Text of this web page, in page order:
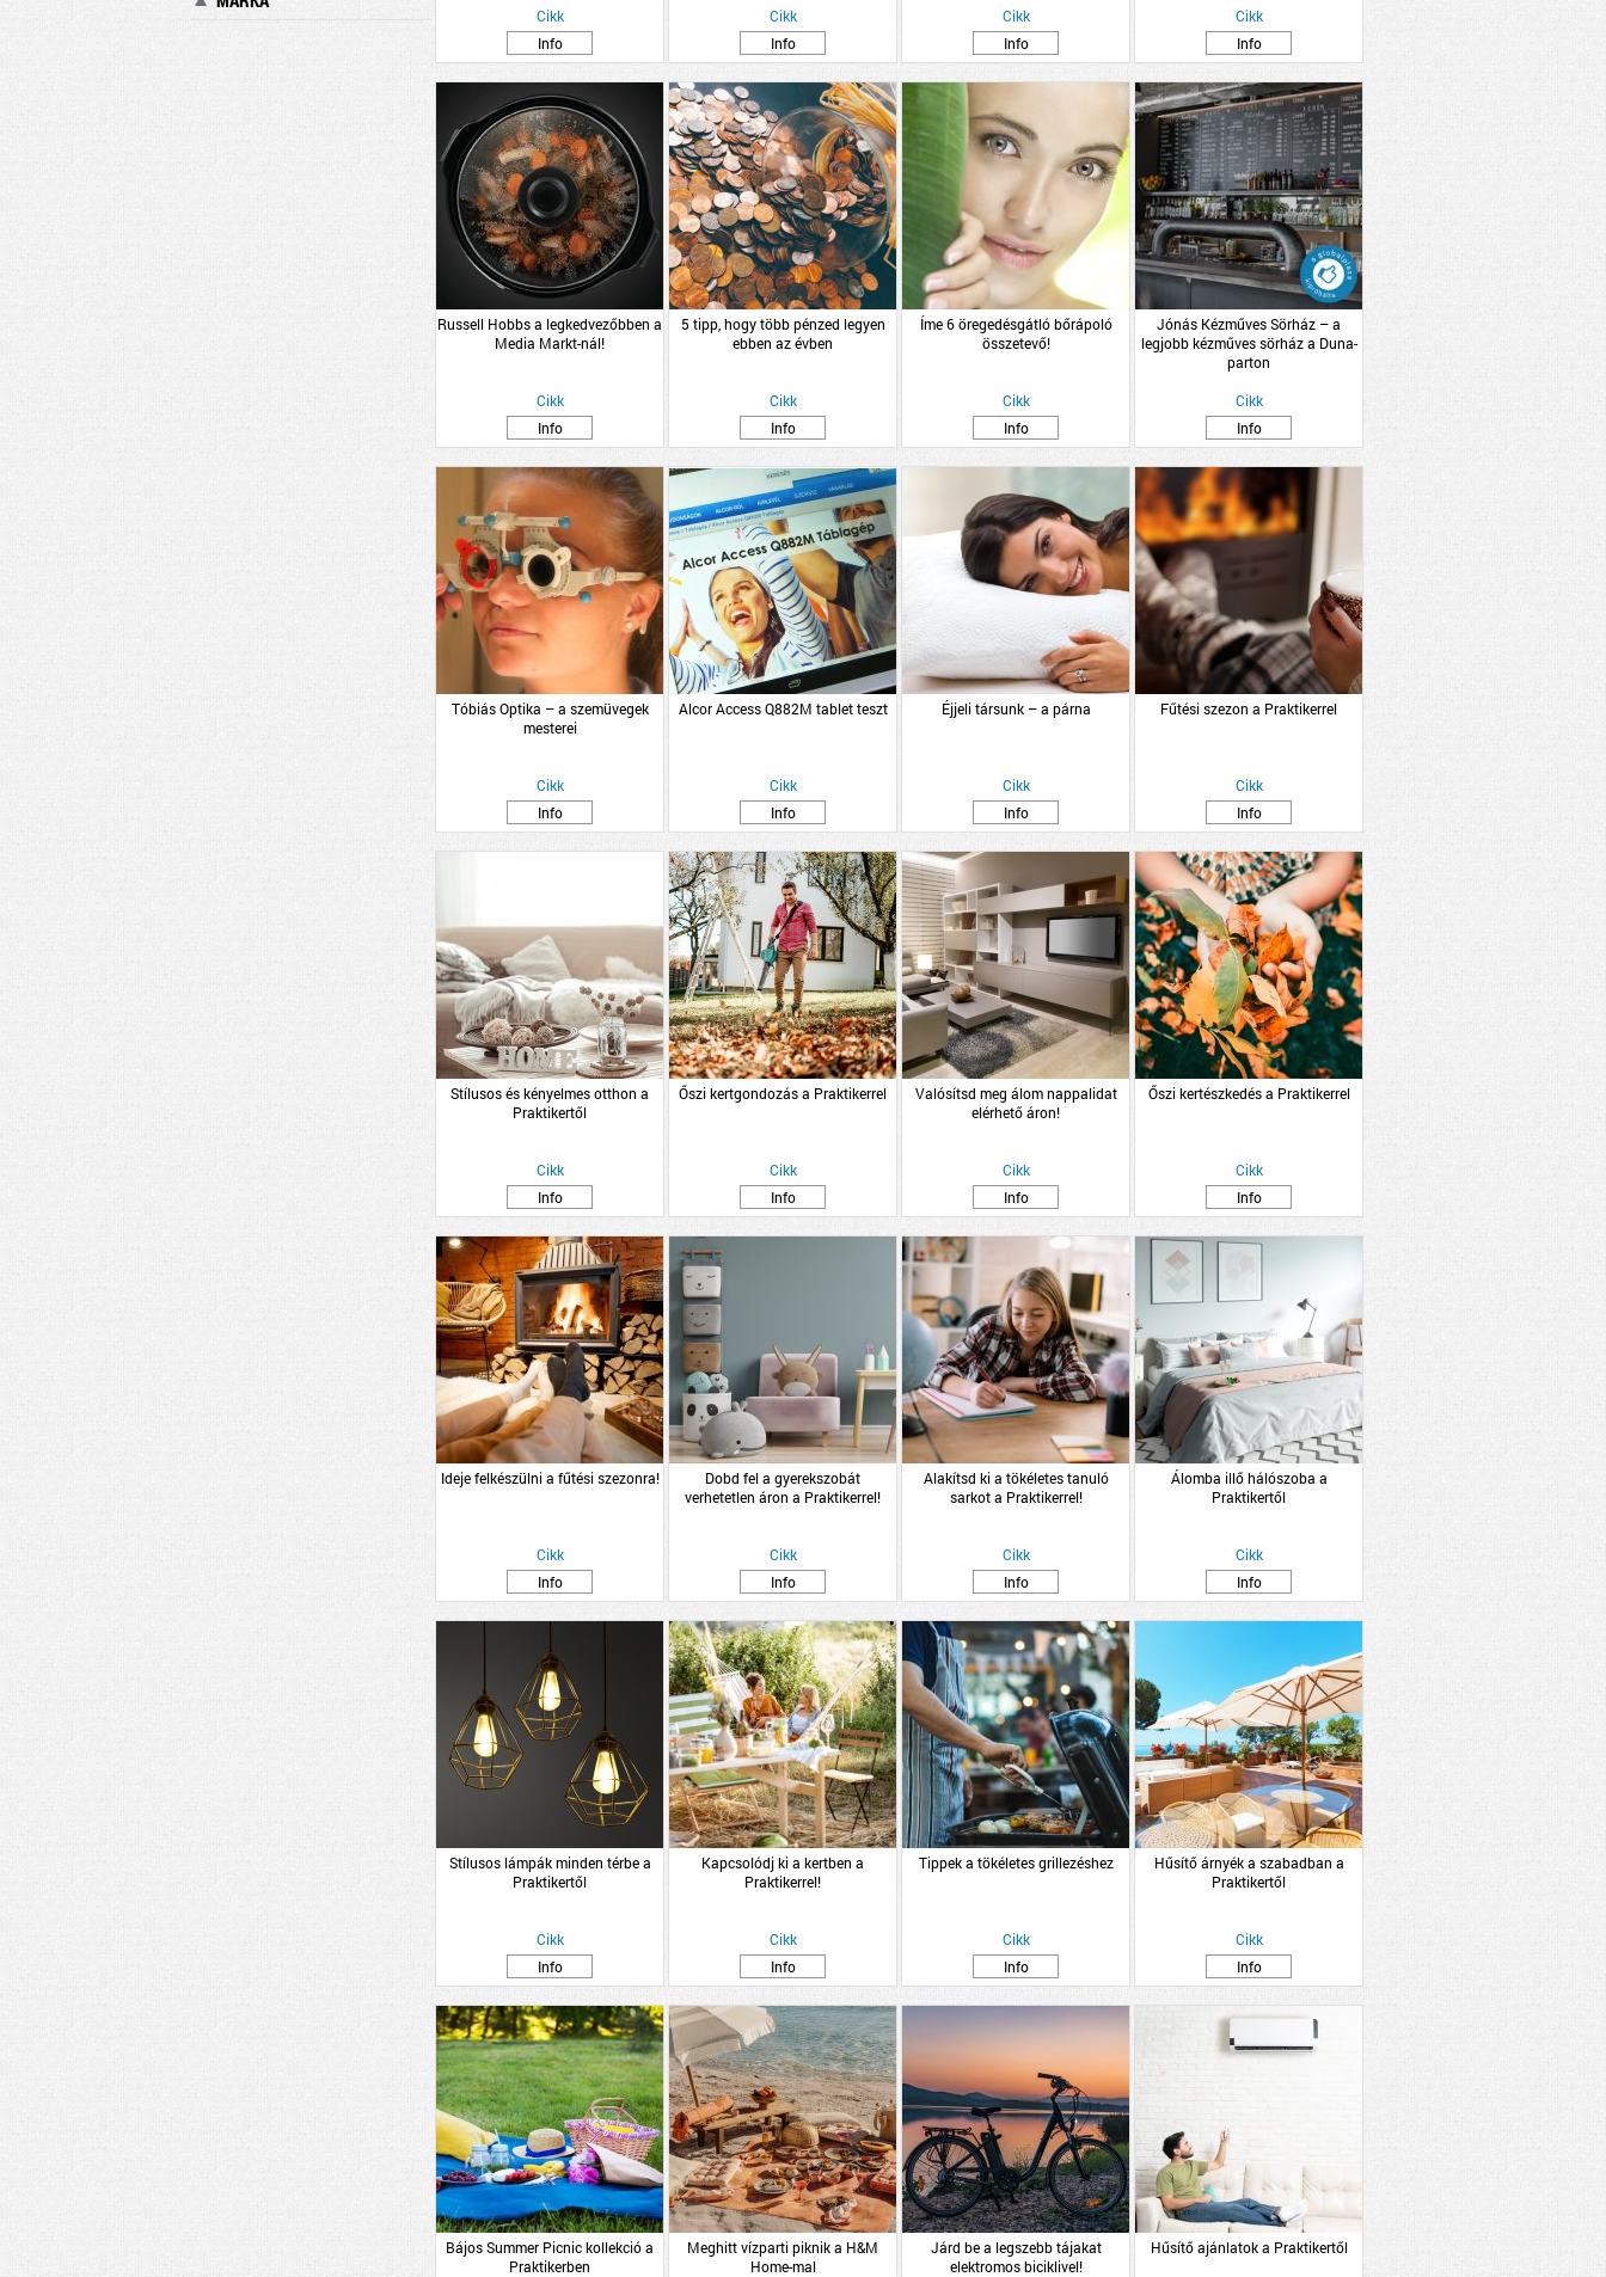
Cikk
Info
Cikk
Info
Cikk
Info
Cikk
Info
Russell Hobbs a legkedvezőbben a
Media Markt-nál!
Cikk
Info
5 tipp, hogy több pénzed legyen
ebben az évben
Cikk
Info
Íme 6 öregedésgátló bőrápoló
összetevő!
Cikk
Info
Jónás Kézműves Sörház – a
legjobb kézműves sörház a Duna-
parton
Cikk
Info
Tóbiás Optika – a szemüvegek
mesterei
Cikk
Info
Alcor Access Q882M tablet teszt
Cikk
Info
Éjjeli társunk – a párna
Cikk
Info
Fűtési szezon a Praktikerrel
Cikk
Info
Stílusos és kényelmes otthon a
Praktikertől
Cikk
Info
Őszi kertgondozás a Praktikerrel
Cikk
Info
Valósítsd meg álom nappalidat
elérhető áron!
Cikk
Info
Őszi kertészkedés a Praktikerrel
Cikk
Info
Ideje felkészülni a fűtési szezonra!
Cikk
Info
Dobd fel a gyerekszobát
verhetetlen áron a Praktikerrel!
Cikk
Info
Alakítsd ki a tökéletes tanuló
sarkot a Praktikerrel!
Cikk
Info
Álomba illő hálószoba a
Praktikertől
Cikk
Info
Stílusos lámpák minden térbe a
Praktikertől
Cikk
Info
Kapcsolódj ki a kertben a
Praktikerrel!
Cikk
Info
Tippek a tökéletes grillezéshez
Cikk
Info
Hűsítő árnyék a szabadban a
Praktikertől
Cikk
Info
Bájos Summer Picnic kollekció a
Praktikerben
Meghitt vízparti piknik a H&M
Home-mal
Járd be a legszebb tájakat
elektromos biciklivel!
Hűsítő ajánlatok a Praktikertől